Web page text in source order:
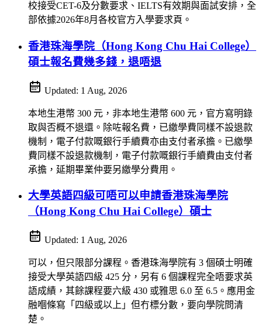
校接受CET-6及分數要求、IELTS有效期與面試安排，全
部依據2026年8月各校官方入學要求頁。
香港珠海學院（Hong Kong Chu Hai College）
碩士報名費幾多錢，退唔退
Updated: 1 Aug, 2026
本地生港幣 300 元，非本地生港幣 600 元，官方寫明錄
取與否概不退還。除咗報名費，已繳學費同樣不設退款
機制，電子付款嘅銀行手續費亦由支付者承擔。已繳學
費同樣不設退款機制，電子付款嘅銀行手續費由支付者
承擔，延期畢業仲要另繳學分費用。
大學英語四級可唔可以申請香港珠海學院
（Hong Kong Chu Hai College）碩士
Updated: 1 Aug, 2026
可以，但只限部分課程。香港珠海學院有 3 個碩士明確
接受大學英語四級 425 分，另有 6 個課程完全唔要求英
語成績，其餘課程要六級 430 或雅思 6.0 至 6.5。應用金
融嗰條寫「四級或以上」但冇標分數，要向學院問清
楚。